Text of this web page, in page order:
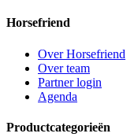
Horsefriend
Over Horsefriend
Over team
Partner login
Agenda
Productcategorieën